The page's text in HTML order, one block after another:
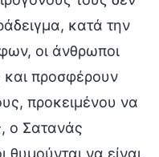
κατά την
οι άνθρωποι
και προσφέρουν
προκειμένου να
ο Σατανάς
θυμούνται να είναι